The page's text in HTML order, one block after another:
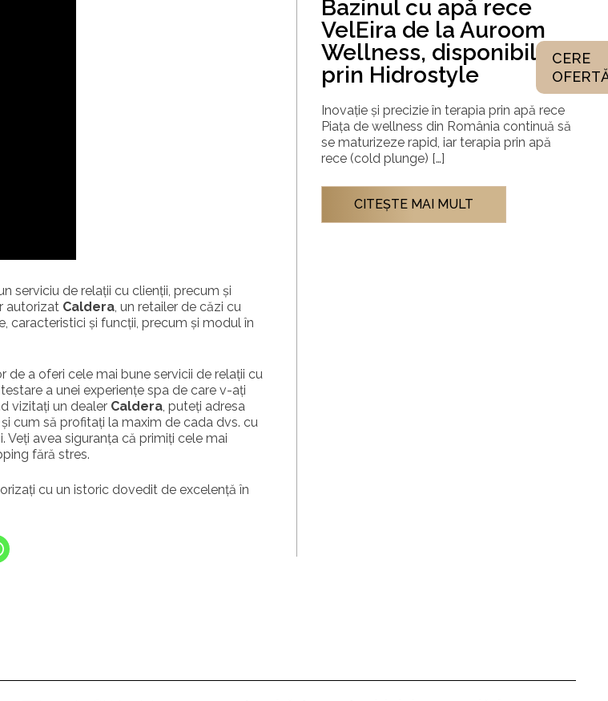
serviciu de relații cu clienții, precum și
autorizat Caldera, un retailer de căzi cu
caracteristici și funcții, precum și modul în
a oferi cele mai bune servicii de relații cu
a unei experiențe spa de care v-ați
vizitați un dealer Caldera, puteți adresa
cum să profitați la maxim de cada dvs. cu
Veți avea siguranța că primiți cele mai
fără stres.
cu un istoric dovedit de excelență în
Bazinul cu apă rece
VelEira de la Auroom
Wellness, disponibil
prin Hidrostyle
Inovație și precizie în terapia prin apă rece
Piața de wellness din România continuă să
se maturizeze rapid, iar terapia prin apă
rece (cold plunge) […]
CITEŞTE MAI MULT
CERE